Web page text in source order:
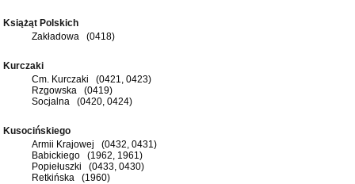
Książąt Polskich
Zakładowa (0418)
Kurczaki
Cm. Kurczaki (0421, 0423)
Rzgowska (0419)
Socjalna (0420, 0424)
Kusocińskiego
Armii Krajowej (0432, 0431)
Babickiego (1962, 1961)
Popiełuszki (0433, 0430)
Retkińska (1960)